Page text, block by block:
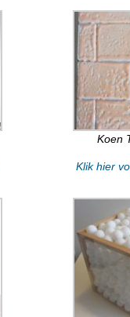
Koen
Klik hier